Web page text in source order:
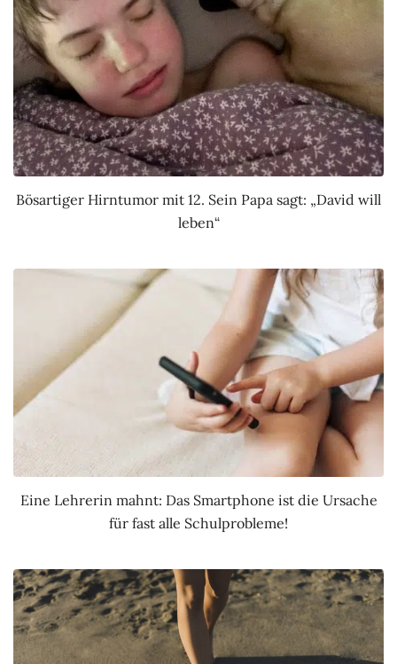
Bösartiger Hirntumor mit 12. Sein Papa sagt: „David will
leben“
Eine Lehrerin mahnt: Das Smartphone ist die Ursache
für fast alle Schulprobleme!